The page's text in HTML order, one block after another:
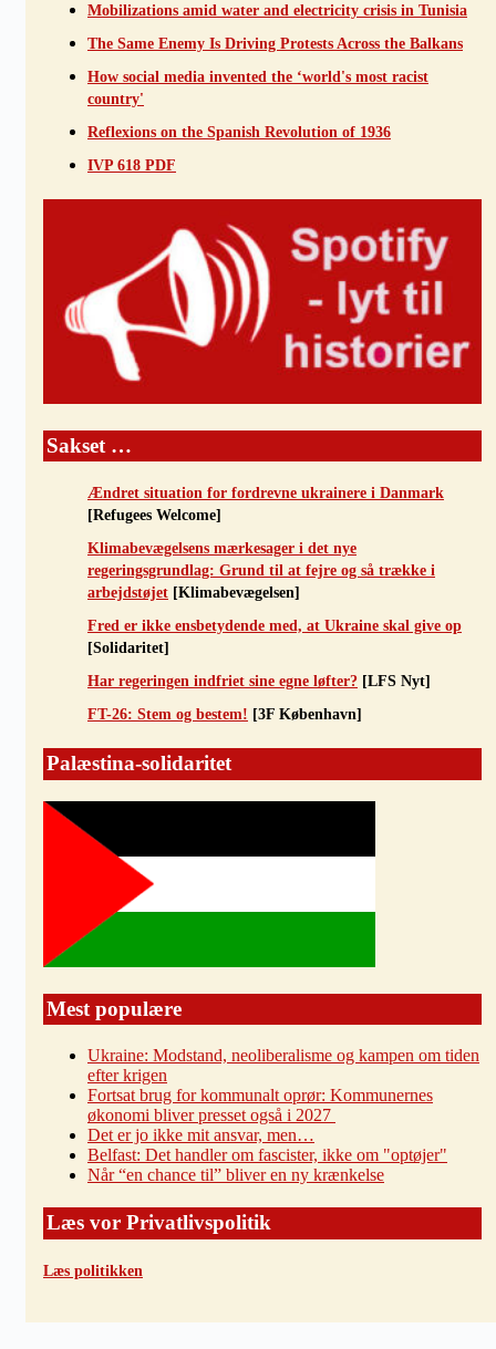
Mobilizations amid water and electricity crisis in Tunisia
The Same Enemy Is Driving Protests Across the Balkans
How social media invented the ‘world's most racist
country'
Reflexions on the Spanish Revolution of 1936
IVP 618 PDF
Sakset …
Ændret situation for fordrevne ukrainere i Danmark
[Refugees Welcome]
Klimabevægelsens mærkesager i det nye
regeringsgrundlag: Grund til at fejre og så trække i
arbejdstøjet [Klimabevægelsen]
Fred er ikke ensbetydende med, at Ukraine skal give op
[Solidaritet]
Har regeringen indfriet sine egne løfter? [LFS Nyt]
FT-26: Stem og bestem! [3F København]
Palæstina-solidaritet
Mest populære
Ukraine: Modstand, neoliberalisme og kampen om tiden
efter krigen
Fortsat brug for kommunalt oprør: Kommunernes
økonomi bliver presset også i 2027
Det er jo ikke mit ansvar, men…
Belfast: Det handler om fascister, ikke om "optøjer"
Når “en chance til” bliver en ny krænkelse
Læs vor Privatlivspolitik
Læs politikken